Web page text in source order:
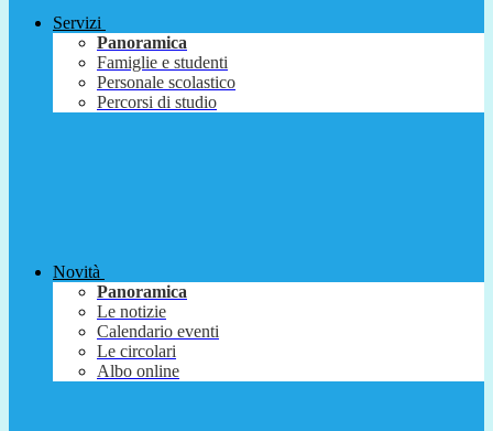
Servizi
Panoramica
Famiglie e studenti
Personale scolastico
Percorsi di studio
Novità
Panoramica
Le notizie
Calendario eventi
Le circolari
Albo online